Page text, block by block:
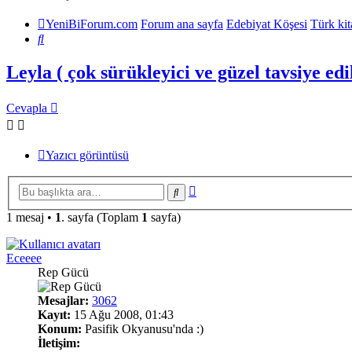
YeniBiForum.com Forum ana sayfa Edebiyat Köşesi Türk
Ara
Leyla ( çok sürükleyici ve güzel tavsiye
Cevapla
Yazıcı görüntüsü
Ara
1 mesaj • 1. sayfa (Toplam 1 sayfa)
Eceeee
Rep Gücü
Mesajlar: 3062
Kayıt: 15 Ağu 2008, 01:43
Konum: Pasifik Okyanusu'nda :)
İletişim: